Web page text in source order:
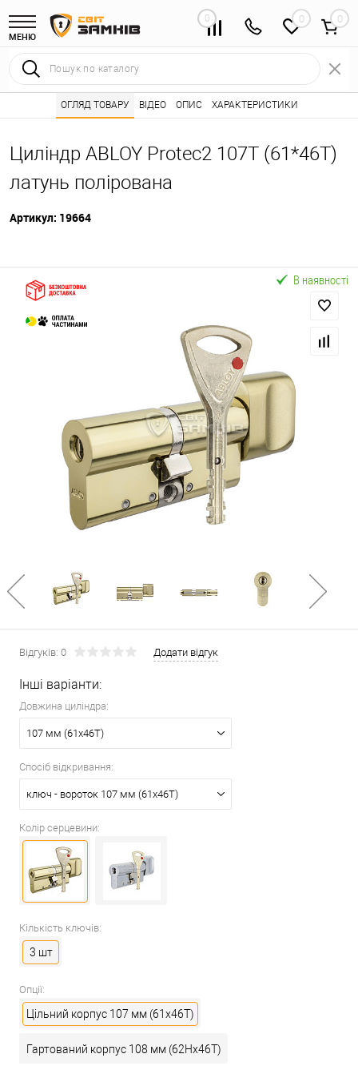
МЕНЮ
0 0
Інтернет магазин замків • Каталог товарів ⭐ • Серцевини
Циліндр ABLOY Protec2 107T (61*46T)
латунь полірована
Артикул: 19664
ОГЛЯД ТОВАРУ ВІДЕО ОПИС ХАРАКТЕРИСТИКИ
Відгуків: 0 Додати відгук
Інші варіанти:
Довжина циліндра:
107 мм (61x46T)
Спосіб відкривання:
ключ - вороток 107 мм (61x46T)
Колір серцевини:
Кількість ключів:
3 шт
Опції:
Цільний корпус 107 мм (61x46T)
Гартований корпус 108 мм (62Hx46T)
В наявності